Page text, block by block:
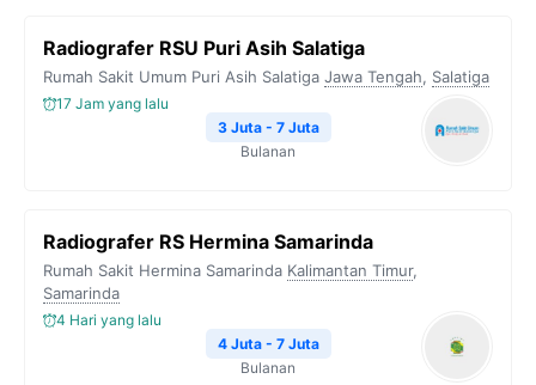
Radiografer RSU Puri Asih Salatiga
Rumah Sakit Umum Puri Asih Salatiga Jawa Tengah, Salatiga
17 Jam yang lalu
3 Juta - 7 Juta
Bulanan
Radiografer RS Hermina Samarinda
Rumah Sakit Hermina Samarinda Kalimantan Timur,
Samarinda
4 Hari yang lalu
4 Juta - 7 Juta
Bulanan